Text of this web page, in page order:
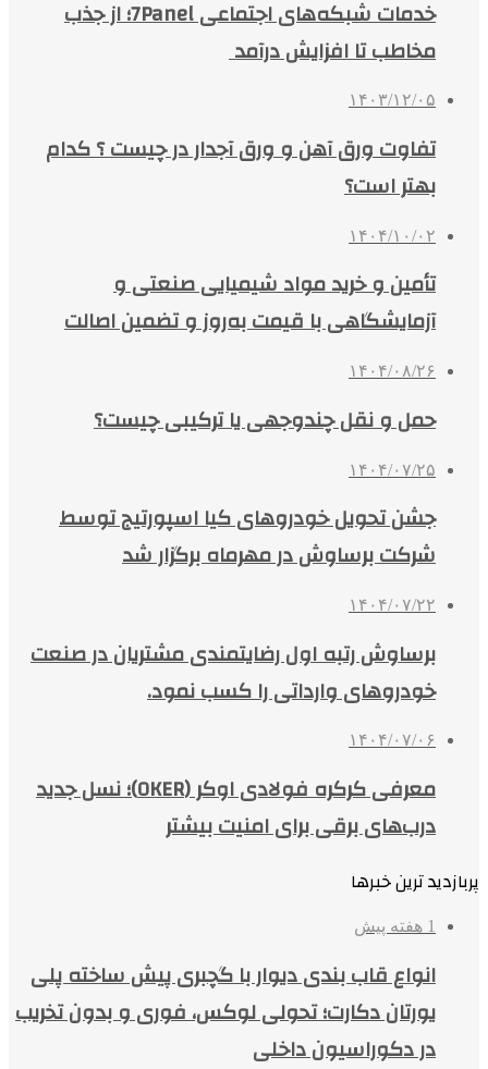
خدمات شبکه‌های اجتماعی 7Panel؛ از جذب
مخاطب تا افزایش درآمد
۱۴۰۳/۱۲/۰۵
تفاوت ورق آهن و ورق آجدار در چیست ؟ کدام
بهتر است؟
۱۴۰۴/۱۰/۰۲
تأمین و خرید مواد شیمیایی صنعتی و
آزمایشگاهی با قیمت به‌روز و تضمین اصالت
۱۴۰۴/۰۸/۲۶
حمل و نقل چندوجهی یا ترکیبی چیست؟
۱۴۰۴/۰۷/۲۵
جشن تحویل خودروهای کیا اسپورتیج توسط
شرکت برساوش در مهرماه برگزار شد
۱۴۰۴/۰۷/۲۲
برساوش رتبه اول رضایتمندی مشتریان در صنعت
خودروهای وارداتی را کسب نمود.
۱۴۰۴/۰۷/۰۶
معرفی کرکره فولادی اوکر (OKER)؛ نسل جدید
درب‌های برقی برای امنیت بیشتر
پربازدید ترین خبرها
1 هفته پیش
انواع قاب بندی دیوار با گچبری پیش ساخته پلی
یورتان دکارت؛ تحولی لوکس، فوری و بدون تخریب
در دکوراسیون داخلی